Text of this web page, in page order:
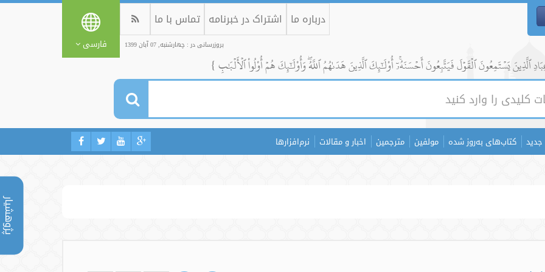
پژوهشیار
درباره ما اشتراک در خبرنامه تماس با ما
بروزرسانی در : چهارشنبه, 07 آبان 1399 فارسی
ٱلَّذِينَ يَسۡتَمِعُونَ ٱلۡقَوۡلَ فَيَتَّبِعُونَ أَحۡسَنَهُۥٓۚ أُوْلَٰٓئِكَ ٱلَّذِينَ هَدَىٰهُمُ ٱللَّهُۖ وَأُوْلَٰٓئِكَ هُمۡ أُوْلُواْ ٱلۡأَلۡبَٰبِ }
کتاب‌های به‌روز شده مولفین مترجمین اخبار و مقالات نرم‌افزارها